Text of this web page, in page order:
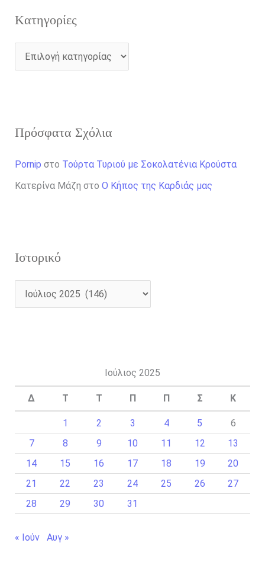
Kατηγορίες
Πρόσφατα Σχόλια
Pornip στο Τούρτα Τυριού με Σοκολατένια Κρούστα
Κατερίνα Μάζη στο Ο Κήπος της Καρδιάς μας
Ιστορικό
Ιούλιος 2025
Δ Τ Τ Π Π Σ Κ
1 2 3 4 5
6
7
8 9 10 11 12
13
14
15 16 17 18 19
20
21
22 23 24 25 26
27
28
29 30 31
« Ιούν Αυγ »